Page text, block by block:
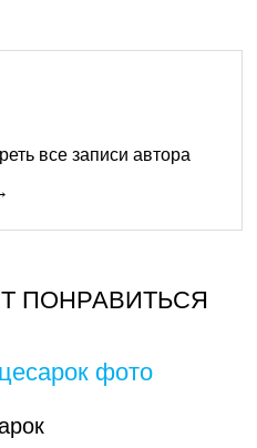
все записи автора
ПОНРАВИТЬСЯ